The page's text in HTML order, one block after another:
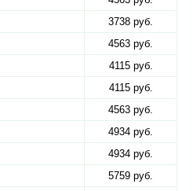
3738 руб.
4563 руб.
4115 руб.
4115 руб.
4563 руб.
4934 руб.
4934 руб.
5759 руб.